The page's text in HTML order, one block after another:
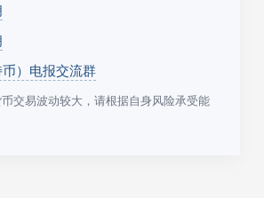
）电报交流群
交易波动较大，请根据自身风险承受能